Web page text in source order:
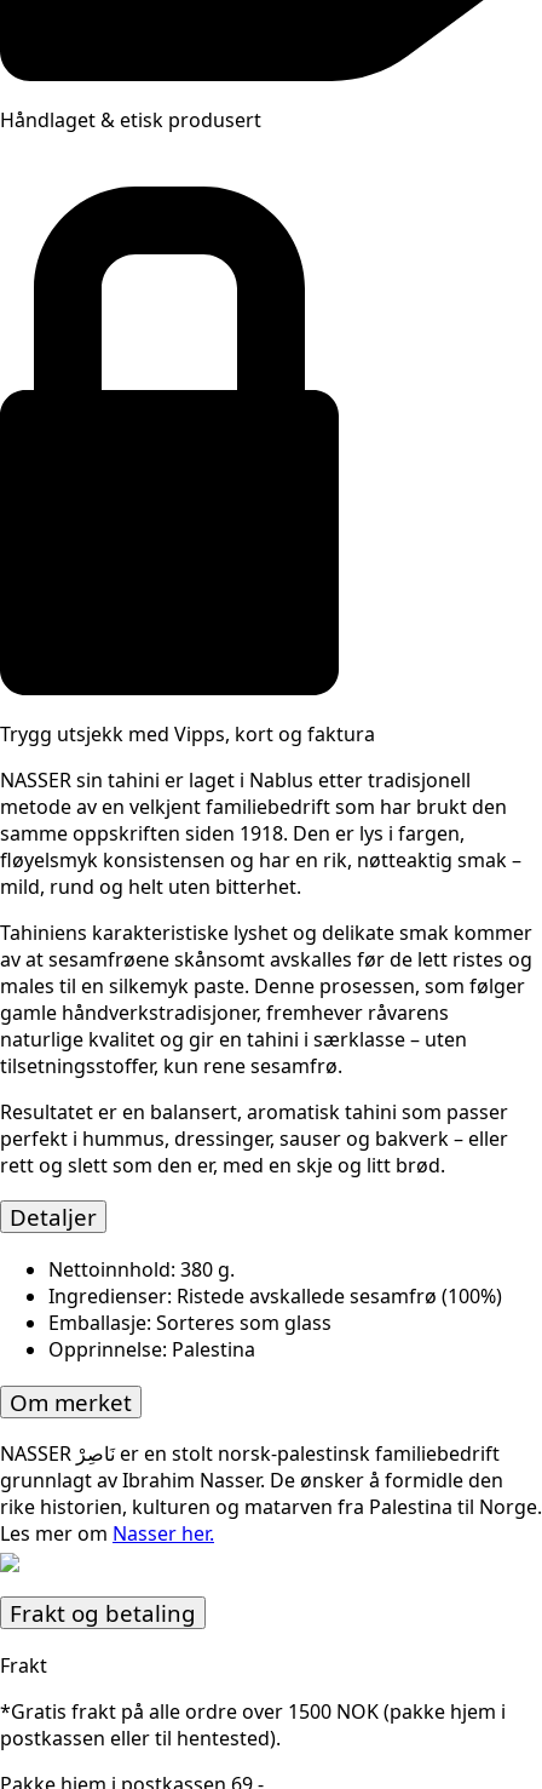
Håndlaget & etisk produsert
Trygg utsjekk med Vipps, kort og faktura
NASSER sin tahini er laget i Nablus etter tradisjonell
metode av en velkjent familiebedrift som har brukt den
samme oppskriften siden 1918. Den er lys i fargen,
fløyelsmyk konsistensen og har en rik, nøtteaktig smak –
mild, rund og helt uten bitterhet.
Tahiniens karakteristiske lyshet og delikate smak kommer
av at sesamfrøene skånsomt avskalles før de lett ristes og
males til en silkemyk paste. Denne prosessen, som følger
gamle håndverkstradisjoner, fremhever råvarens
naturlige kvalitet og gir en tahini i særklasse – uten
tilsetningsstoffer, kun rene sesamfrø.
Resultatet er en balansert, aromatisk tahini som passer
perfekt i hummus, dressinger, sauser og bakverk – eller
rett og slett som den er, med en skje og litt brød.
Detaljer
Nettoinnhold: 380 g.
Ingredienser: Ristede avskallede sesamfrø (100%)
Emballasje: Sorteres som glass
Opprinnelse: Palestina
Om merket
NASSER نَاصِرْ er en stolt norsk-palestinsk familiebedrift
grunnlagt av Ibrahim Nasser. De ønsker å formidle den
rike historien, kulturen og matarven fra Palestina til Norge.
Les mer om Nasser her.
Frakt og betaling
Frakt
*Gratis frakt på alle ordre over 1500 NOK (pakke hjem i
postkassen eller til hentested).